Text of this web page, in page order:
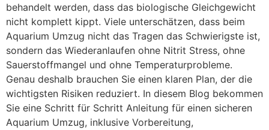
behandelt werden, dass das biologische Gleichgewicht
nicht komplett kippt. Viele unterschätzen, dass beim
Aquarium Umzug nicht das Tragen das Schwierigste ist,
sondern das Wiederanlaufen ohne Nitrit Stress, ohne
Sauerstoffmangel und ohne Temperaturprobleme.
Genau deshalb brauchen Sie einen klaren Plan, der die
wichtigsten Risiken reduziert. In diesem Blog bekommen
Sie eine Schritt für Schritt Anleitung für einen sicheren
Aquarium Umzug, inklusive Vorbereitung,